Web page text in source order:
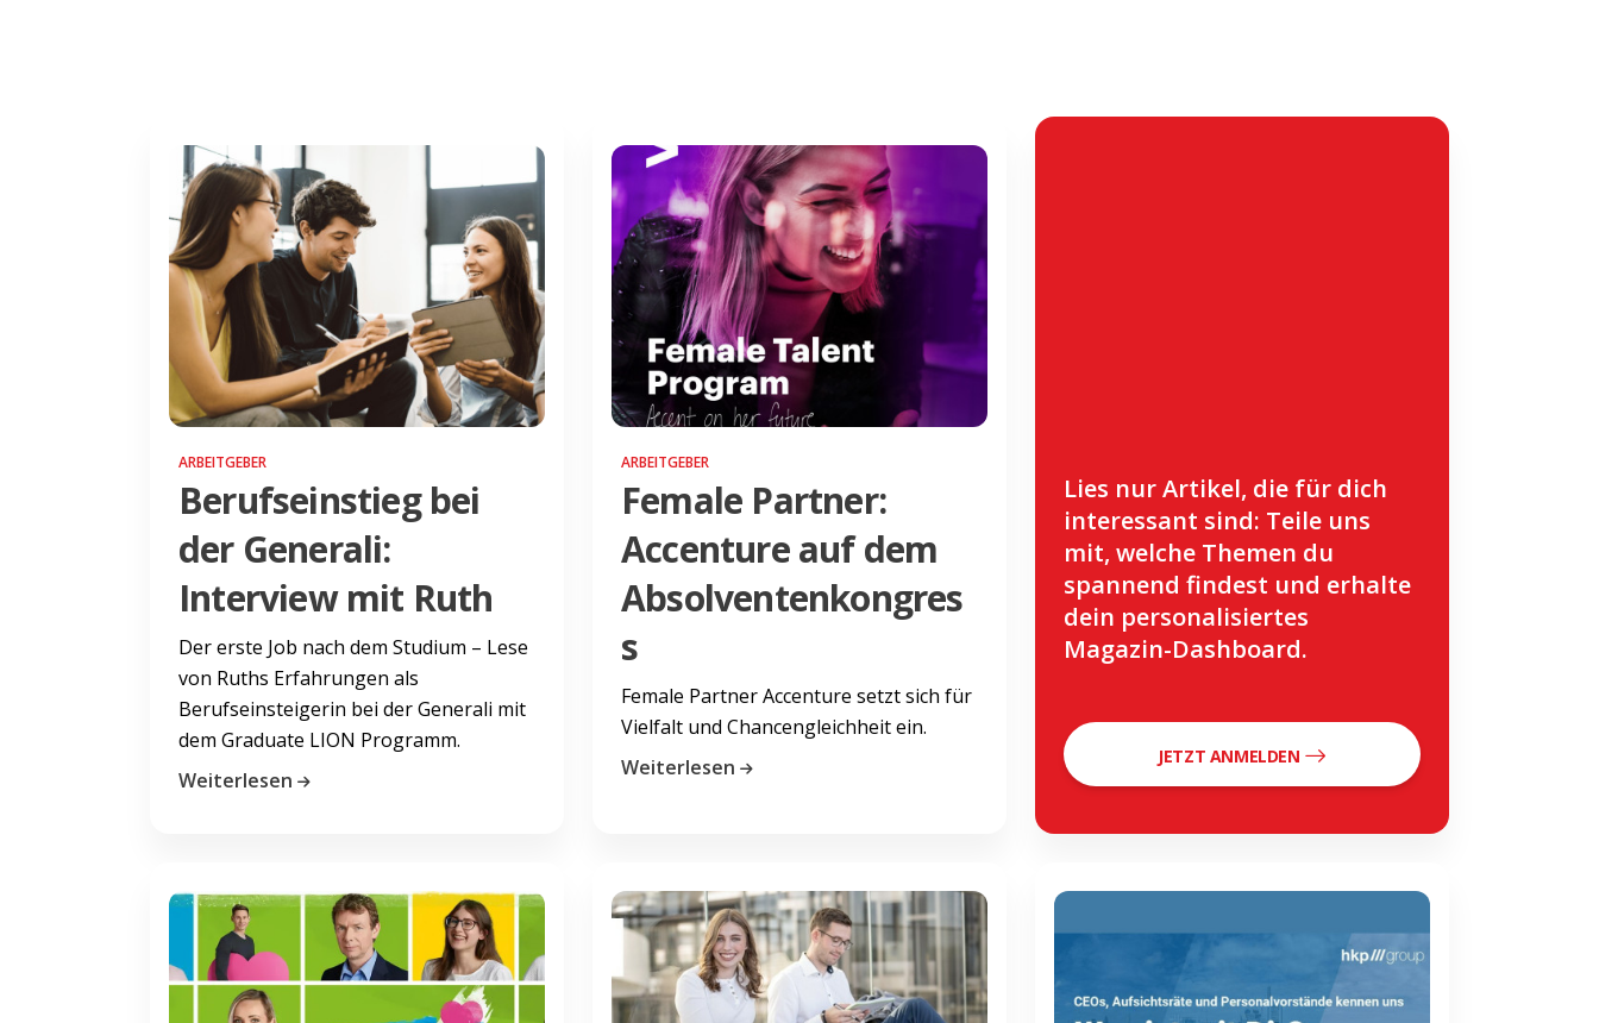
ARBEITGEBER
Berufseinstieg bei
der Generali:
Interview mit Ruth
Der erste Job nach dem Studium – Lese
von Ruths Erfahrungen als
Berufseinsteigerin bei der Generali mit
dem Graduate LION Programm.
Weiterlesen
ARBEITGEBER
Female Partner:
Accenture auf dem
Absolventenkongres
s
Female Partner Accenture setzt sich für
Vielfalt und Chancengleichheit ein.
Weiterlesen
Lies nur Artikel, die für dich
interessant sind: Teile uns
mit, welche Themen du
spannend findest und erhalte
dein personalisiertes
Magazin-Dashboard.
JETZT ANMELDEN